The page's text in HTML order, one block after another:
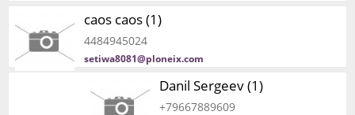
caos caos (1)
4484945024
setiwa8081@ploneix.com
Danil Sergeev (1)
+79667889609